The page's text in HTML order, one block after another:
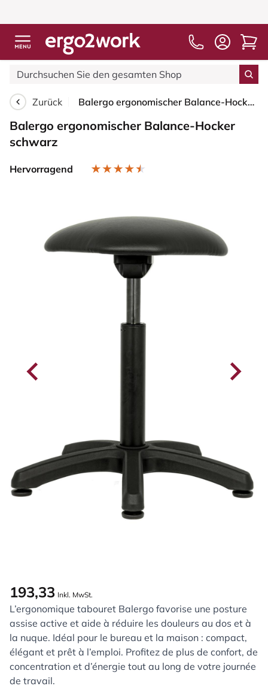
Zurück Balergo ergonomischer Balance-Hocker schwarz
Balergo ergonomischer Balance-Hocker
schwarz
Hervorragend
193,33 Inkl. MwSt.
L’ergonomique tabouret Balergo favorise une posture
assise active et aide à réduire les douleurs au dos et à
la nuque. Idéal pour le bureau et la maison : compact,
élégant et prêt à l’emploi. Profitez de plus de confort, de
concentration et d’énergie tout au long de votre journée
de travail.